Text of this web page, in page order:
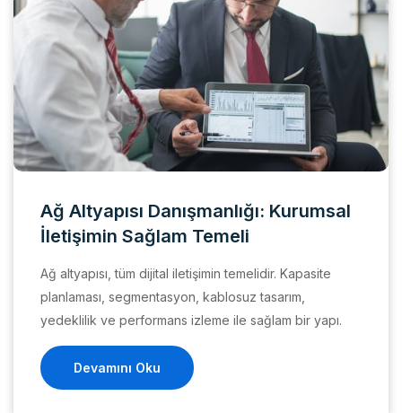
Ağ Altyapısı Danışmanlığı: Kurumsal
İletişimin Sağlam Temeli
Ağ altyapısı, tüm dijital iletişimin temelidir. Kapasite
planlaması, segmentasyon, kablosuz tasarım,
yedeklilik ve performans izleme ile sağlam bir yapı.
Devamını Oku